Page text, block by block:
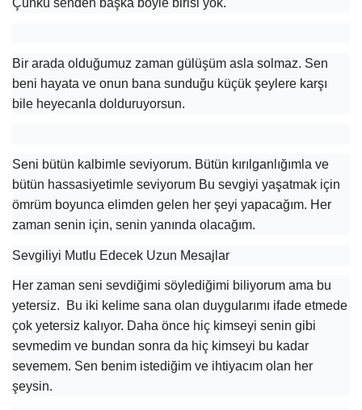
Çünkü senden başka böyle birisi yok.
Bir arada olduğumuz zaman gülüşüm asla solmaz. Sen
beni hayata ve onun bana sunduğu küçük şeylere karşı
bile heyecanla dolduruyorsun.
Seni bütün kalbimle seviyorum. Bütün kırılganlığımla ve
bütün hassasiyetimle seviyorum Bu sevgiyi yaşatmak için
ömrüm boyunca elimden gelen her şeyi yapacağım. Her
zaman senin için, senin yanında olacağım.
Sevgiliyi Mutlu Edecek Uzun Mesajlar
Her zaman seni sevdiğimi söylediğimi biliyorum ama bu
yetersiz. Bu iki kelime sana olan duygularımı ifade etmede
çok yetersiz kalıyor. Daha önce hiç kimseyi senin gibi
sevmedim ve bundan sonra da hiç kimseyi bu kadar
sevemem. Sen benim istediğim ve ihtiyacım olan her
şeysin.